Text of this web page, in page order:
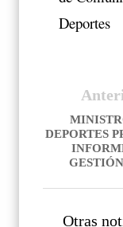
Deportes
DEPORTES
Otras